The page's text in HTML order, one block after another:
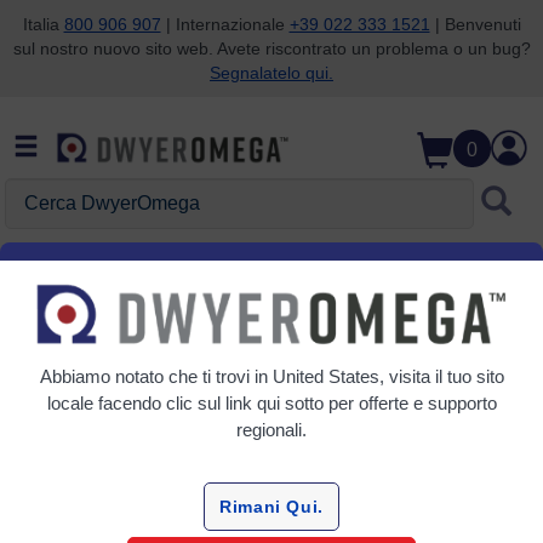
Salta alla ricerca
Salta al contenuto principale
Salta alla navigazione
Italia 800 906 907 | Internazionale +39 022 333 1521 | Benvenuti
sul nostro nuovo sito web. Avete riscontrato un problema o un bug?
Segnalatelo qui.
0
Gli interruttori di temperatura
digitali serie TS regolano la
temperatura nei refrigeratori e
nelle vetrine
Abbiamo notato che ti trovi in United States, visita il tuo sito
locale facendo clic sul link qui sotto per offerte e supporto
regionali.
Rimani Qui.